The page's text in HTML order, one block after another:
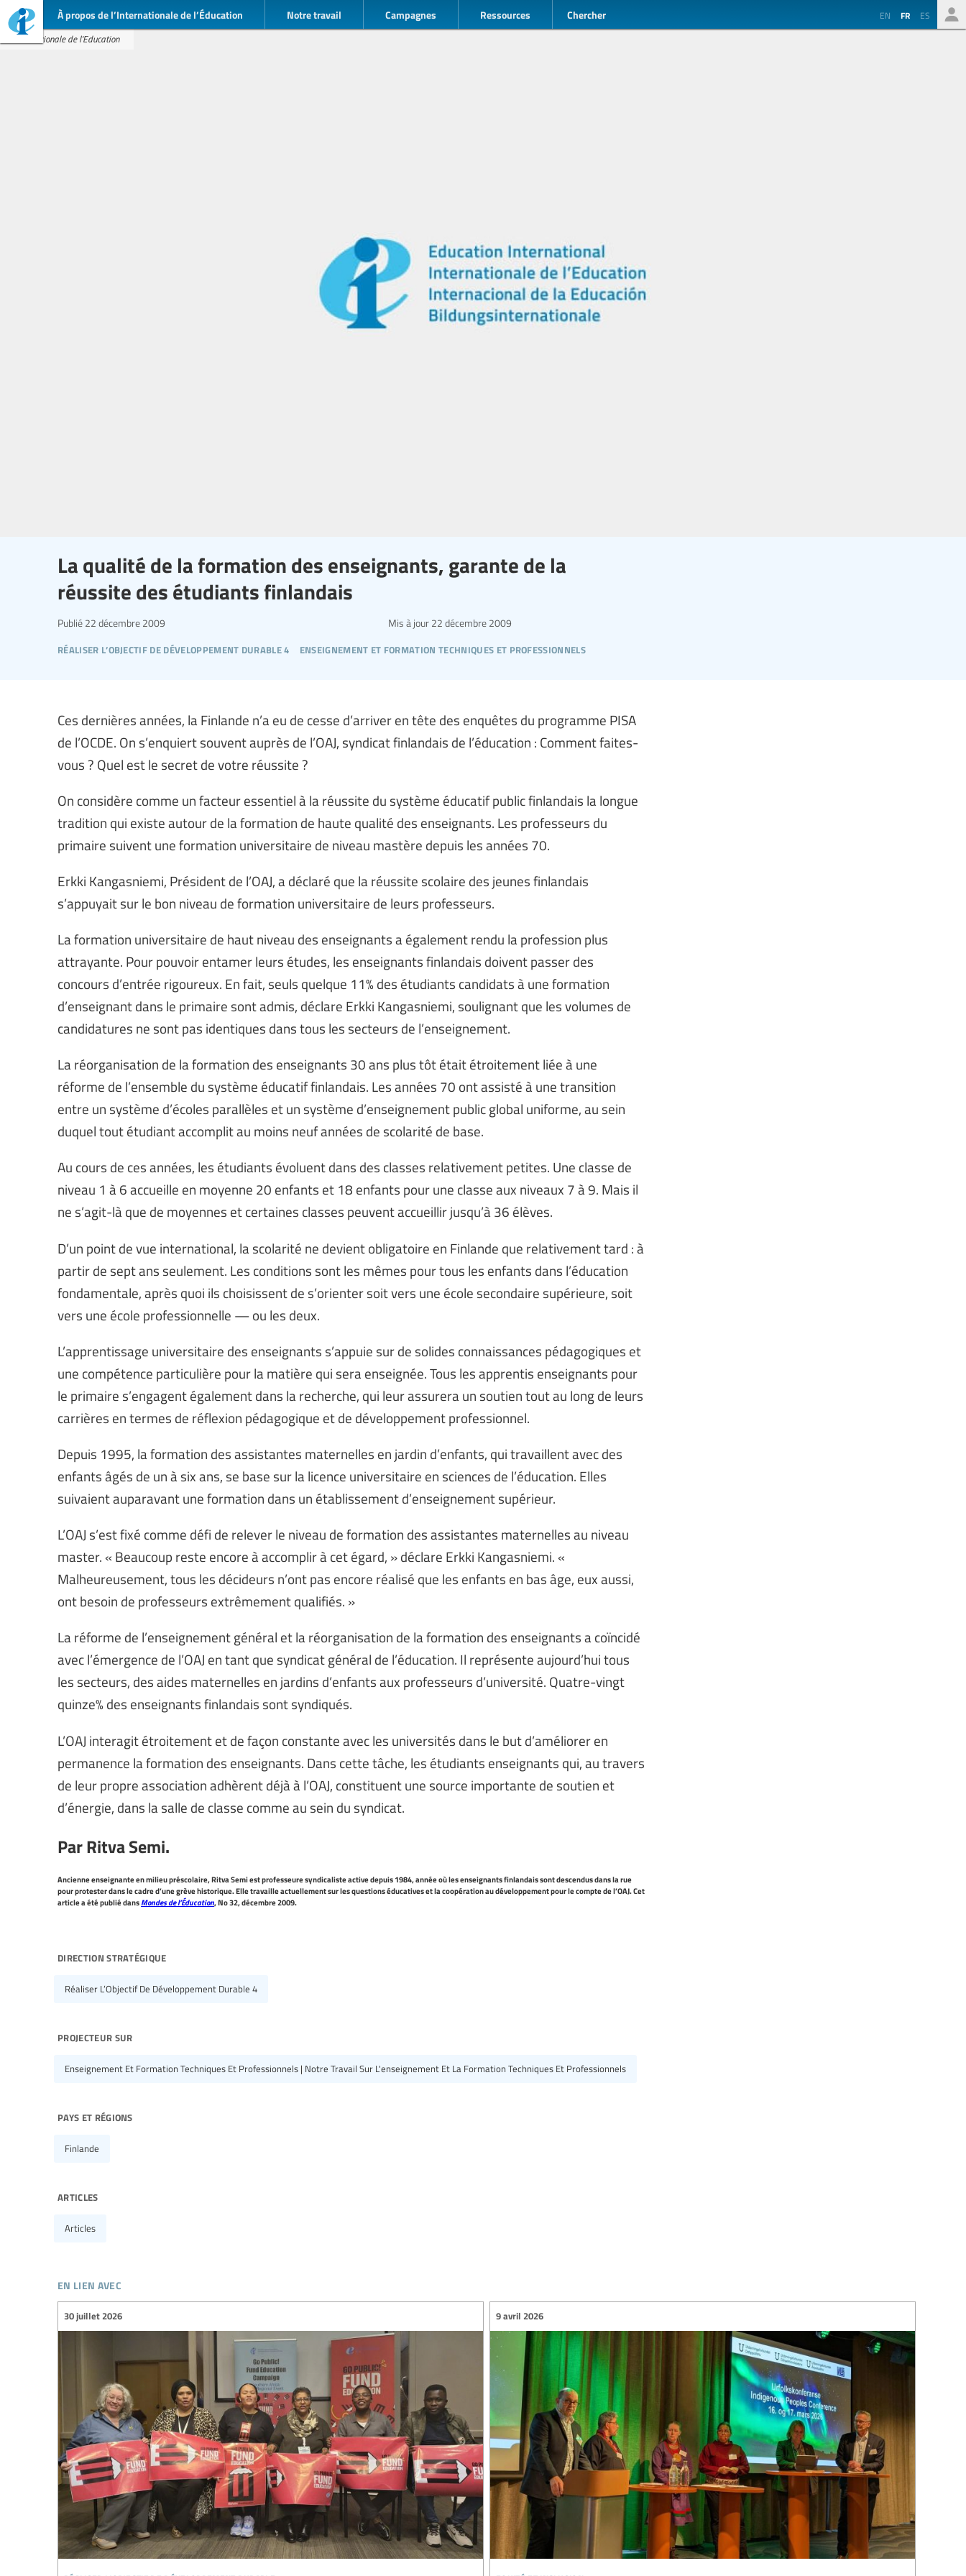
À propos de l’Internationale de l’Éducation Notre travail Campagnes Ressources Chercher EN FR ES
Internationale de l'Education
La qualité de la formation des enseignants, garante de la
réussite des étudiants finlandais
réaliser l’objectif de développement durable 4 enseignement et formation techniques et professionnels
Publié 22 décembre 2009 Mis à jour 22 décembre 2009
Ces dernières années, la Finlande n’a eu de cesse d’arriver en tête des enquêtes du programme PISA
de l’OCDE. On s’enquiert souvent auprès de l’OAJ, syndicat finlandais de l’éducation : Comment faites-
vous ? Quel est le secret de votre réussite ?
On considère comme un facteur essentiel à la réussite du système éducatif public finlandais la longue
tradition qui existe autour de la formation de haute qualité des enseignants. Les professeurs du
primaire suivent une formation universitaire de niveau mastère depuis les années 70.
Erkki Kangasniemi, Président de l’OAJ, a déclaré que la réussite scolaire des jeunes finlandais
s’appuyait sur le bon niveau de formation universitaire de leurs professeurs.
La formation universitaire de haut niveau des enseignants a également rendu la profession plus
attrayante. Pour pouvoir entamer leurs études, les enseignants finlandais doivent passer des
concours d’entrée rigoureux. En fait, seuls quelque 11% des étudiants candidats à une formation
d’enseignant dans le primaire sont admis, déclare Erkki Kangasniemi, soulignant que les volumes de
candidatures ne sont pas identiques dans tous les secteurs de l’enseignement.
La réorganisation de la formation des enseignants 30 ans plus tôt était étroitement liée à une
réforme de l’ensemble du système éducatif finlandais. Les années 70 ont assisté à une transition
entre un système d’écoles parallèles et un système d’enseignement public global uniforme, au sein
duquel tout étudiant accomplit au moins neuf années de scolarité de base.
Au cours de ces années, les étudiants évoluent dans des classes relativement petites. Une classe de
niveau 1 à 6 accueille en moyenne 20 enfants et 18 enfants pour une classe aux niveaux 7 à 9. Mais il
ne s’agit-là que de moyennes et certaines classes peuvent accueillir jusqu’à 36 élèves.
D’un point de vue international, la scolarité ne devient obligatoire en Finlande que relativement tard : à
partir de sept ans seulement. Les conditions sont les mêmes pour tous les enfants dans l’éducation
fondamentale, après quoi ils choisissent de s’orienter soit vers une école secondaire supérieure, soit
vers une école professionnelle — ou les deux.
L’apprentissage universitaire des enseignants s’appuie sur de solides connaissances pédagogiques et
une compétence particulière pour la matière qui sera enseignée. Tous les apprentis enseignants pour
le primaire s’engagent également dans la recherche, qui leur assurera un soutien tout au long de leurs
carrières en termes de réflexion pédagogique et de développement professionnel.
Depuis 1995, la formation des assistantes maternelles en jardin d’enfants, qui travaillent avec des
enfants âgés de un à six ans, se base sur la licence universitaire en sciences de l’éducation. Elles
suivaient auparavant une formation dans un établissement d’enseignement supérieur.
L’OAJ s’est fixé comme défi de relever le niveau de formation des assistantes maternelles au niveau
master. « Beaucoup reste encore à accomplir à cet égard, » déclare Erkki Kangasniemi. «
Malheureusement, tous les décideurs n’ont pas encore réalisé que les enfants en bas âge, eux aussi,
ont besoin de professeurs extrêmement qualifiés. »
La réforme de l’enseignement général et la réorganisation de la formation des enseignants a coïncidé
avec l’émergence de l’OAJ en tant que syndicat général de l’éducation. Il représente aujourd’hui tous
les secteurs, des aides maternelles en jardins d’enfants aux professeurs d’université. Quatre-vingt
quinze% des enseignants finlandais sont syndiqués.
L’OAJ interagit étroitement et de façon constante avec les universités dans le but d’améliorer en
permanence la formation des enseignants. Dans cette tâche, les étudiants enseignants qui, au travers
de leur propre association adhèrent déjà à l’OAJ, constituent une source importante de soutien et
d’énergie, dans la salle de classe comme au sein du syndicat.
Par Ritva Semi.
Ancienne enseignante en milieu préscolaire, Ritva Semi est professeure syndicaliste active depuis 1984, année où les enseignants finlandais sont descendus dans la rue
pour protester dans le cadre d’une grève historique. Elle travaille actuellement sur les questions éducatives et la coopération au développement pour le compte de l’OAJ. Cet
article a été publié dans Mondes de l’Éducation, No 32, décembre 2009.
direction stratégique
Réaliser L’Objectif De Développement Durable 4
projecteur sur
Enseignement Et Formation Techniques Et Professionnels | Notre Travail Sur L'enseignement Et La Formation Techniques Et Professionnels
pays et régions
Finlande
articles
Articles
en lien avec
30 juillet 2026 9 avril 2026